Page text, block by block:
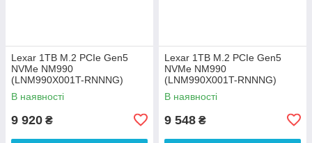
Lexar 1TB M.2 PCIe Gen5
NVMe NM990
(LNM990X001T-RNNNG)
В наявності
9 920 ₴
Lexar 1TB M.2 PCIe Gen5
NVMe NM990
(LNM990X001T-RNNNG)
В наявності
9 548 ₴